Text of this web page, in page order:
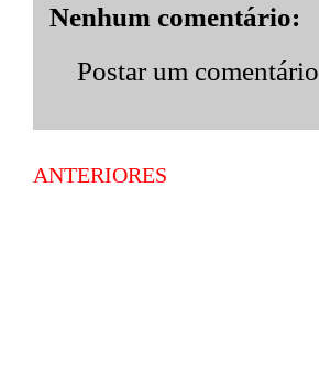
Nenhum comentário:
Postar um comentário
ANTERIORES